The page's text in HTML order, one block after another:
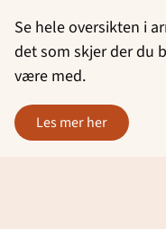
Se hele oversikten i
det som skjer der du
være med.
les mer her